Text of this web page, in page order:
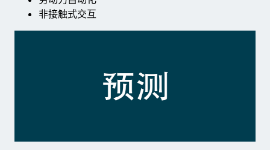
非接触式交互